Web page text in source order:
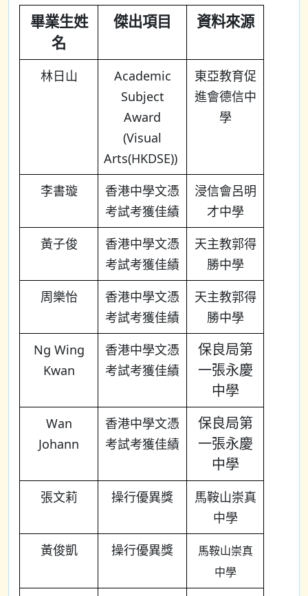
畢業生姓
名
傑出項目 資料來源
林日山
Academic
Subject
Award
(Visual
Arts(HKDSE))
東亞教育促
進會德信中
學
李書璇
香港中學文憑
考試考獲佳績
浸信會呂明
才中學
黃子俊
香港中學文憑
考試考獲佳績
天主教郭得
勝中學
周樂怡
香港中學文憑
考試考獲佳績
天主教郭得
勝中學
Ng Wing
Kwan
香港中學文憑
考試考獲佳績
保良局第
一張永慶
中學
Wan
Johann
香港中學文憑
考試考獲佳績
保良局第
一張永慶
中學
張文莉 操行優異獎
馬鞍山崇真
中學
黃俊凱
操行優異獎
馬鞍山崇真
中學